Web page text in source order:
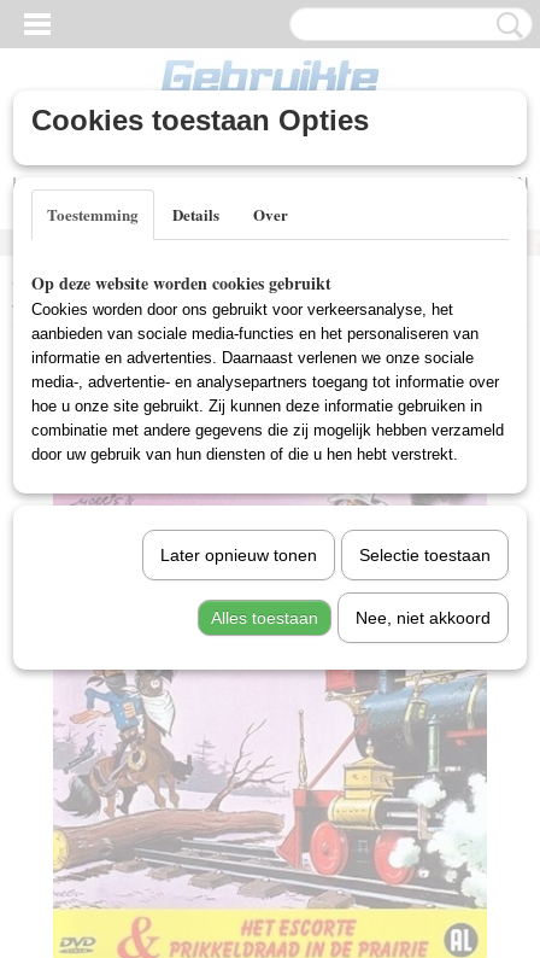
Inloggen
UW WINKELWAGEN
Home >Nieuwe DVD's>Tekenfilm (Nieuw)
James (Nieuw)
Cookies toestaan Opties
Toestemming Details Over
Op deze website worden cookies gebruikt
Cookies worden door ons gebruikt voor verkeersanalyse, het
aanbieden van sociale media-functies en het personaliseren van
informatie en advertenties. Daarnaast verlenen we onze sociale
media-, advertentie- en analysepartners toegang tot informatie over
hoe u onze site gebruikt. Zij kunnen deze informatie gebruiken in
combinatie met andere gegevens die zij mogelijk hebben verzameld
door uw gebruik van hun diensten of die u hen hebt verstrekt.
Later opnieuw tonen Selectie toestaan
Alles toestaan Nee, niet akkoord